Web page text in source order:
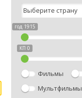
год 1915
КП 0
Фильмы
Мультфильмы